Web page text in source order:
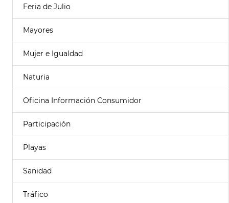
Feria de Julio
Mayores
Mujer e Igualdad
Naturia
Oficina Información Consumidor
Participación
Playas
Sanidad
Tráfico